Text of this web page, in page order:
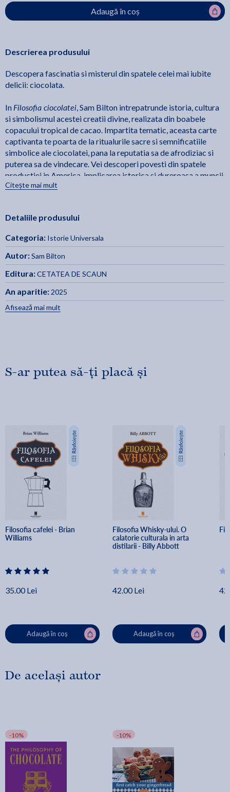
Adaugă în coș
Descrierea produsului
Descopera fascinatia si misterul din spatele celei mai iubite
delicii: ciocolata.
In Filosofia ciocolatei, Sam Bilton intrepatrunde istoria, cultura
si simbolismul acestei creatii divine, realizata din boabele
copacului tropical de cacao. Impartita tematic, aceasta carte
captivanta te poarta de la ritualurile sacre si semnificatiile
simbolice ale ciocolatei, pana la reputatia sa de afrodiziac si
puterea sa de vindecare. Vei descoperi povesti din spatele
productiei in America, implicarea istorica si dureroasa a muncii
fortate si exploatarii, dar si modul in care ciocolata a devenit un
incheie cu sfaturi pentru degustare si retete delicioase, menite
sa-ti satisfaca simturile si sa-ti ofere o experienta completa.
Filosofia ciocolateinu este doar o carte despre dulciuri, ci o
calatorie in sufletul unei lumi fascinante, plina de traditii,
mistere si inspiratie pentru orice iubitor de frumusete si gust.
Stiai ca ciocolata are o istorie plina de ritualuri si simboluri? In
Citește mai mult
Detaliile produsului
Categoria: Istorie Universala
Autor:Sam Bilton
Editura:CETATEA DE SCAUN
An aparitie: 2025
Afisează mai mult
S-ar putea să-ți placă și
Filosofia cafelei - Brian
Williams
35.00 Lei
Adaugă în coș
Filosofia Whisky-ului. O
calatorie culturala in arta
distilarii - Billy Abbott
42.00 Lei
Adaugă în coș
De același autor
-10% -10%